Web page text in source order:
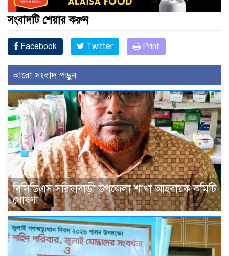
সংবাদটি শেয়ার করুন
Facebook Twitter Print
আরো সংবাদ পড়ুন
বিসিডিএস সরিষাবাড়ী উপজেলা শাখা আহবায়ক কমিটি
ঘোষণা